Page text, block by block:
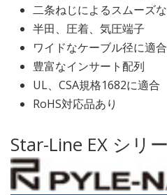
二条ねじによるスムーズ
半田、圧着、気圧端子
ワイドなケーブル径に適合
豊富なインサート配列
UL、CSA規格1682に適合
RoHS対応品あり
Star-Line EX シリ